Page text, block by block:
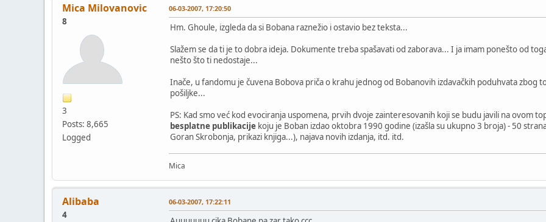
Mica Milovanovic
8
3
Posts: 8,665
Logged
06-03-2007, 17:20:50
Hm. Ghoule, izgleda da si Bobana raznežio i ostavio bez teksta...
Slažem se da ti je to dobra ideja. Dokumente treba spašavati od zaborava... I ja imam ponešto od
nešto što ti nedostaje...
Inače, u fandomu je čuvena Bobova priča o krahu jednog od Bobanovih izdavačkih poduhvata zbog
pošiljke...
PS: Kad smo već kod evociranja uspomena, prvih dvoje zainteresovanih koji se budu javili na ovom
besplatne publikacije koju je Boban izdao oktobra 1990 godine (izašla su ukupno 3 broja) - 50
Goran Skrobonja, prikazi knjiga...), najava novih izdanja, itd. itd.
Mica
Alibaba
4
06-03-2007, 17:22:11